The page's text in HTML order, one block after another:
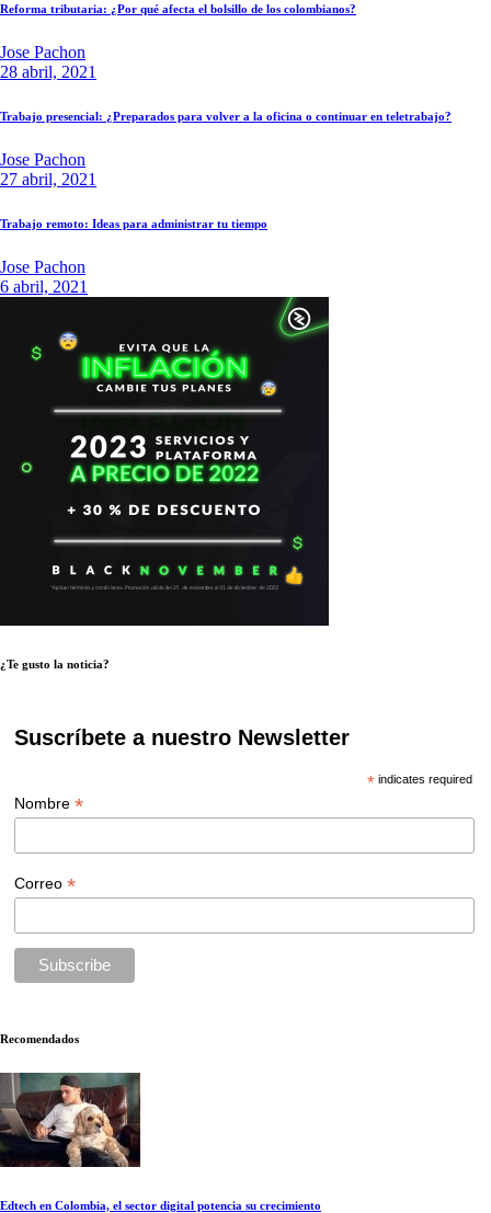
Reforma tributaria: ¿Por qué afecta el bolsillo de los colombianos?
Jose Pachon
28 abril, 2021
Trabajo presencial: ¿Preparados para volver a la oficina o continuar en teletrabajo?
Jose Pachon
27 abril, 2021
Trabajo remoto: Ideas para administrar tu tiempo
Jose Pachon
6 abril, 2021
¿Te gusto la noticia?
Suscríbete a nuestro Newsletter
*indicates required
Nombre*
Correo*
Recomendados
Edtech en Colombia, el sector digital potencia su crecimiento